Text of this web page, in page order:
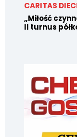
CARITAS
„Miłość
II turnus